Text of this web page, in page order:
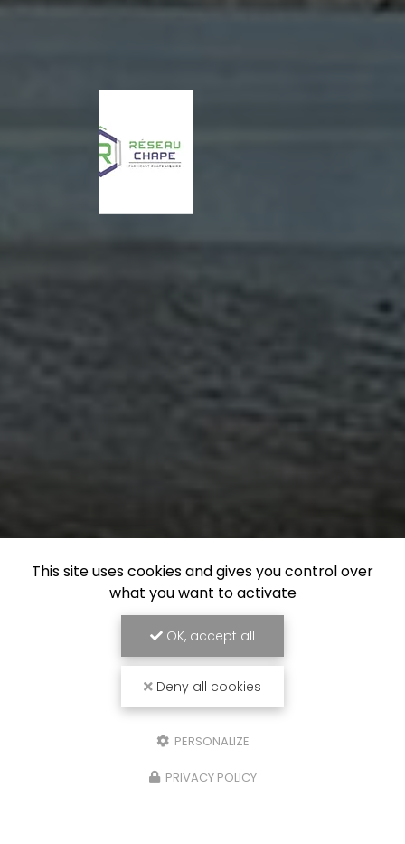
This site uses cookies and gives you control over
what you want to activate
OK, accept all
Deny all cookies
PERSONALIZE
PRIVACY POLICY